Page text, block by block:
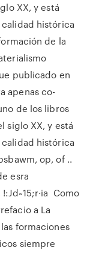
XX, y está
histórica
de la
publicado en
apenas co-
de los libros
siglo XX, y está
histórica
op, of ..
esra
Como
a La
formaciones
siempre